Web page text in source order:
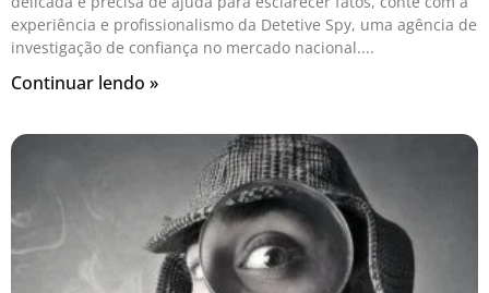
experiência e profissionalismo da Detetive Spy, uma agência de
investigação de confiança no mercado nacional.
Continuar lendo »